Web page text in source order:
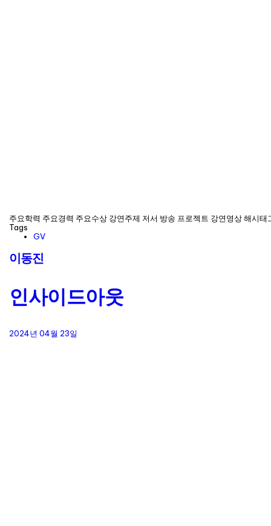
주요학력 주요경력 주요수상 강연주제 저서 방송 프로젝트 강연영상 해시태
Tags
GV
이동진
인사이드아웃
2024년 04월 23일